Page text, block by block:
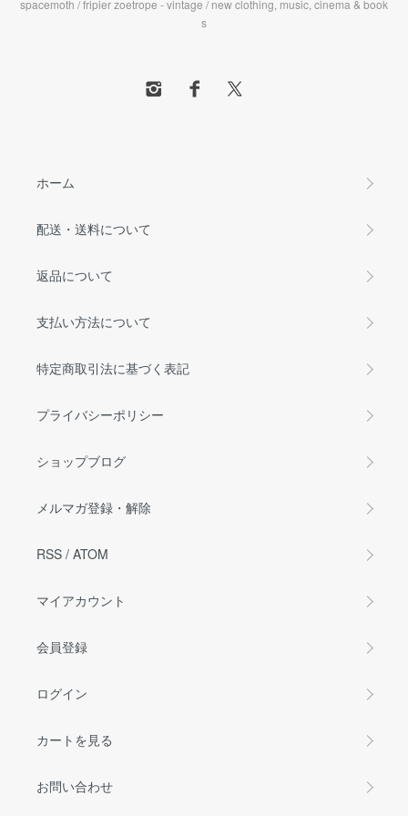
spacemoth / fripier zoetrope - vintage / new clothing, music, cinema & book
s
ホーム
配送・送料について
返品について
支払い方法について
特定商取引法に基づく表記
プライバシーポリシー
ショップブログ
メルマガ登録・解除
RSS / ATOM
マイアカウント
会員登録
ログイン
カートを見る
お問い合わせ